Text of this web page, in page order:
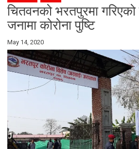
चितवनको भरतपुरमा गरिएको
जनामा कोरोना पुष्टि
By
Bhindai
Kura
May 14, 2020